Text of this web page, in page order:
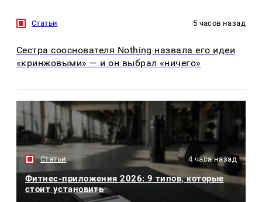
Статьи 5 часов назад
Сестра сооснователя Nothing назвала его идеи
«кринжовыми» — и он выбрал «ничего»
Статьи 4 часа назад
Фитнес-приложения 2026: 9 типов, которые
стоит установить